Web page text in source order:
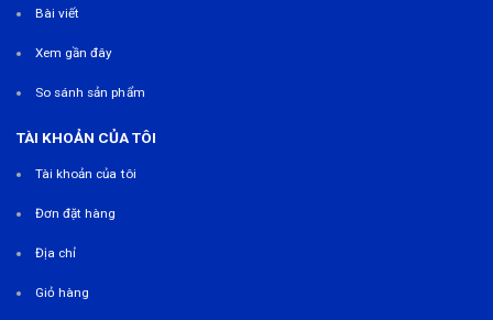
Bài viết
Xem gần đây
So sánh sản phẩm
TÀI KHOẢN CỦA TÔI
Tài khoản của tôi
Đơn đặt hàng
Địa chỉ
Giỏ hàng